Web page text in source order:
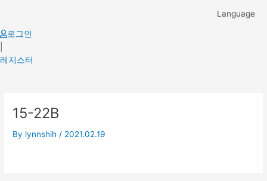
content
Language
로그인
레지스터
15-22B
By lynnshih / 2021.02.19
navigation